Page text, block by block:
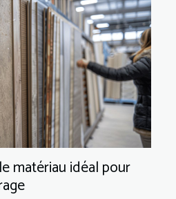
matériau idéal pour